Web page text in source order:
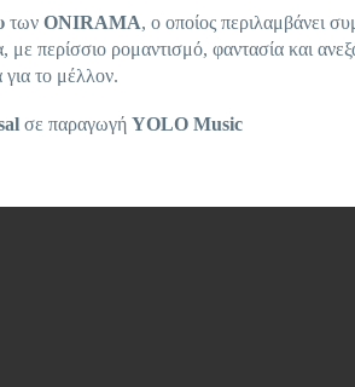
των ONIRAMA, ο οποίος περιλαμβάνει
περίσσιο ρομαντισμό, φαντασία και
το μέλλον.
σε παραγωγή YOLO Music